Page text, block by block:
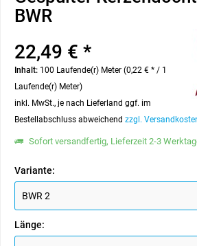
BWR
22,49 € *
Inhalt: 100 Laufende(r) Meter (0,22 € * / 1
Laufende(r) Meter)
inkl. MwSt., je nach Lieferland ggf. im
Bestellabschluss abweichend zzgl.
Sofort versandfertig, Lieferzeit 2-3
Variante:
Länge: